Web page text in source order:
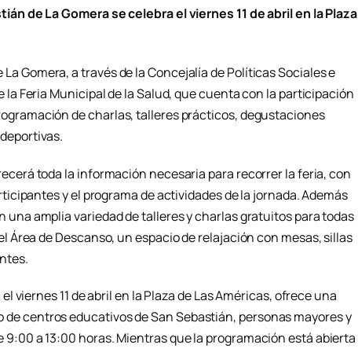
de La Gomera se celebra el viernes 11 de abril en la Plaza
Gomera, a través de la Concejalía de Políticas Sociales e
la Feria Municipal de la Salud, que cuenta con la participación
de charlas, talleres prácticos, degustaciones
toda la información necesaria para recorrer la feria, con
y el programa de actividades de la jornada. Además
una amplia variedad de talleres y charlas gratuitos para todas
Área de Descanso, un espacio de relajación con mesas, sillas
viernes 11 de abril en la Plaza de Las Américas, ofrece una
centros educativos de San Sebastián, personas mayores y
a 13:00 horas. Mientras que la programación está abierta